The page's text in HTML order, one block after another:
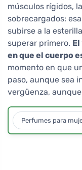
músculos rígidos,
sobrecargados:
subirse a la
superar primero.
en que el cuerpo
momento en que
paso, aunque sea
vergüenza,
Perfumes para